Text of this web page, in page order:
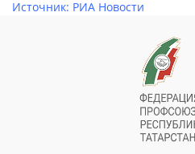
Источник: РИА Новости